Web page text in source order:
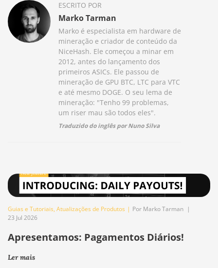
NEXAPOW
ALEPHIUM
FISHHASH
ESCRITO POR
Marko Tarman
Marko é especialista em hardware de
mineração e criador de conteúdo da
NiceHash. Ele começou a minar em
2012, antes do lançamento dos
primeiros ASICs. Ele passou de
mineração de GPU BTC, LTC para VTC
e até mesmo DOGE. O seu lema de
mineração: "Tenho 99 problemas,
um riser mau são todos eles".
Traduzido do inglês por Nuno Silva
Guias e Tutoriais, Atualizações de Produtos | Por Marko Tarman |
23 Jul 2026
Apresentamos: Pagamentos Diários!
Ler mais